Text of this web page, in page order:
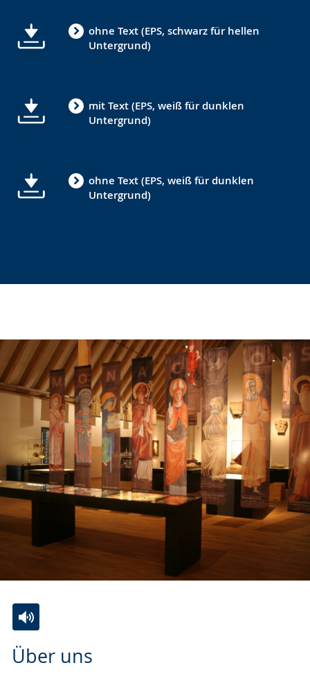
ohne Text (EPS, schwarz für hellen
Untergrund)
mit Text (EPS, weiß für dunklen
Untergrund)
ohne Text (EPS, weiß für dunklen
Untergrund)
Über uns
Leichten
Audio-
Video